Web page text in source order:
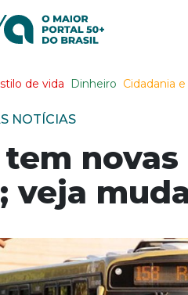
de vida Dinheiro Cidadania
NOTÍCIAS
novas
veja